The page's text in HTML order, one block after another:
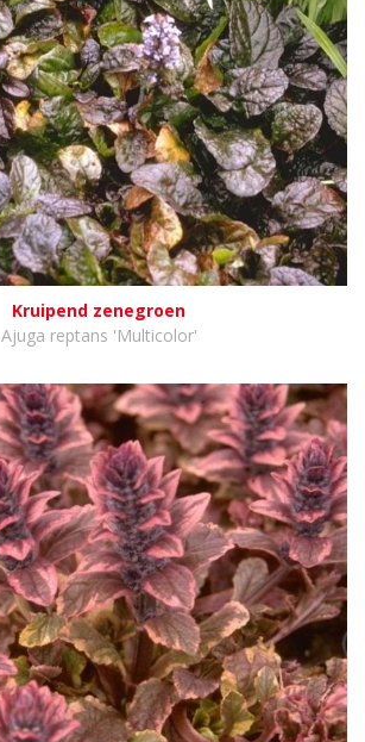
Kruipend zenegroen
Ajuga reptans 'Multicolor'